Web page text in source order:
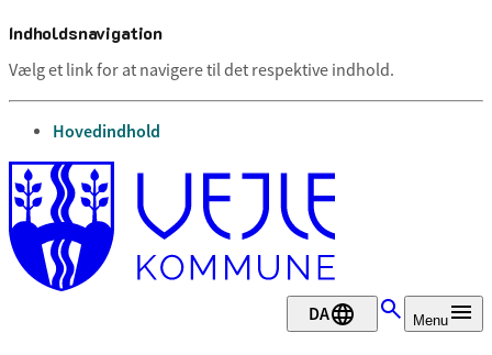
Indholdsnavigation
Vælg et link for at navigere til det respektive indhold.
gå til
Hovedindhold
DA Menu